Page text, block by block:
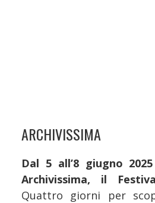
ARCHIVISSIMA
Dal 5 all’8 giugno
Archivissima, il
Quattro giorni per